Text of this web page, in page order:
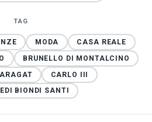
TAG
MODA
CASA REALE
BRUNELLO DI MONTALCINO
CARLO III
BIONDI SANTI